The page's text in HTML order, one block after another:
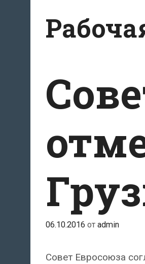
содержимому
06.10.2016 от admin
Совет Евросоюза